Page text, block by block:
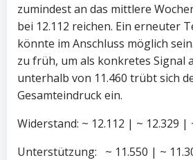
zumindest an das mittlere
bei 12.112 reichen. Ein erneuter
könnte im Anschluss möglich
zu früh, um als konkretes Signal
unterhalb von 11.460 trübt sich
Gesamteindruck ein.
Widerstand: ~ 12.112 | ~ 12.329 |
Unterstützung: ~ 11.550 | ~